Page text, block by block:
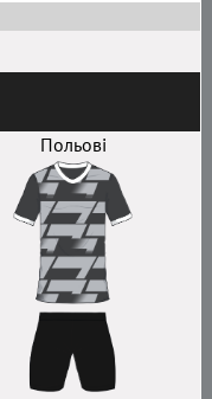
Польові